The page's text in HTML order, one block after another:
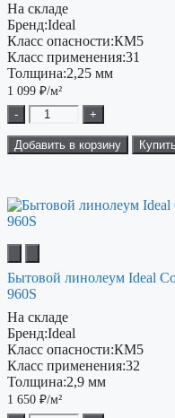
На складе
Бренд:Ideal
Класс опасности:КМ5
Класс применения:31
Толщина:2,25 мм
1 099 ₽/м²
-
+
Добавить в корзину
Бытовой линолеум Ideal
960S
На складе
Бренд:Ideal
Класс опасности:КМ5
Класс применения:32
Толщина:2,9 мм
1 650 ₽/м²